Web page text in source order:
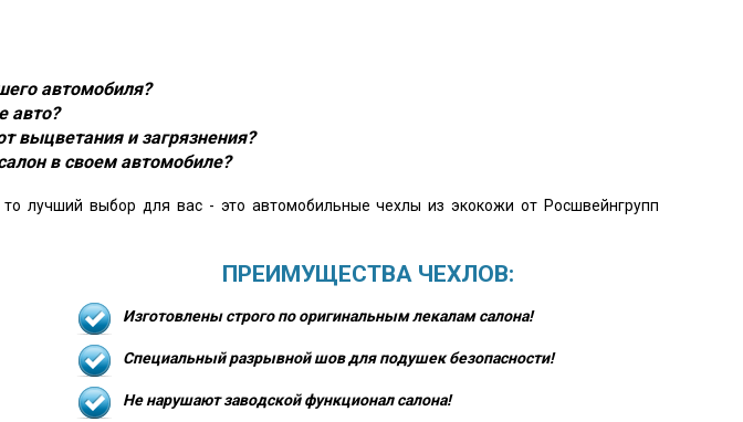
автомобиля?
авто?
выцветания и загрязнения?
в своем автомобиле?
лучший выбор для вас - это автомобильные чехлы из экокожи от Росшвейнгрупп
ПРЕИМУЩЕСТВА ЧЕХЛОВ:
Изготовлены строго по оригинальным лекалам салона!
Специальный разрывной шов для подушек безопасности!
Не нарушают заводской функционал салона!